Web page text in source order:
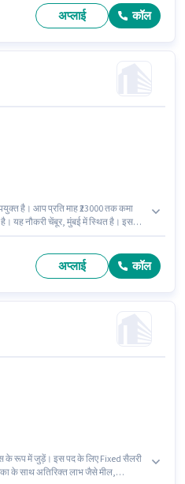
अप्लाई कॉल
है। आप प्रति माह ₹23000 तक कमा
यह नौकरी चेंबूर, मुंबई में स्थित है। इस
अप्लाई कॉल
के रूप में जुड़ें। इस पद के लिए Fixed सैलरी
के साथ अतिरिक्त लाभ जैसे मील,